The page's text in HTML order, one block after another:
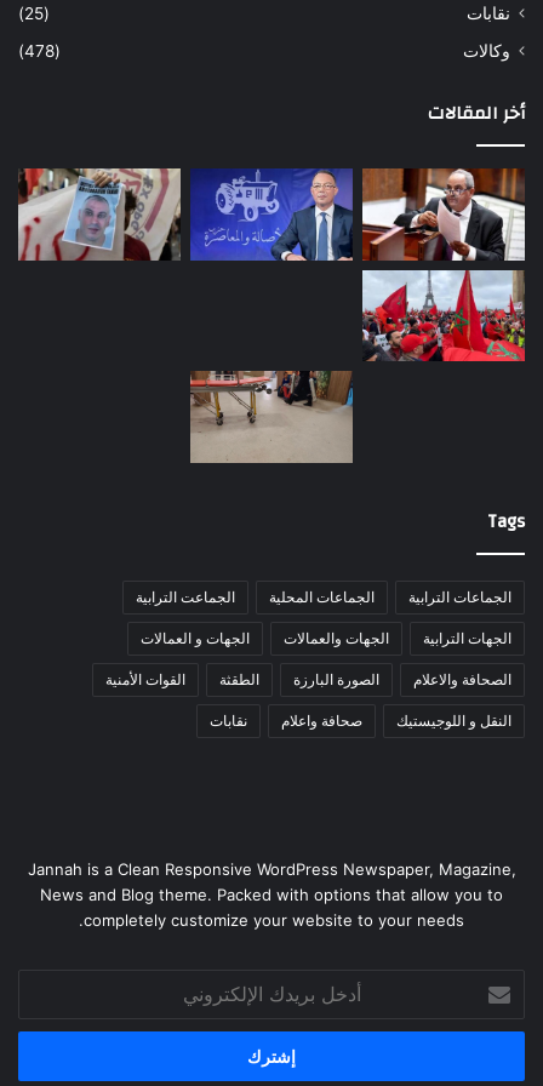
نقابات
(25)
وكالات
(478)
أخر المقالات
Tags
الجماعات الترابية الجماعات المحلية الجماعت الترابية
الجهات الترابية الجهات والعمالات الجهات و العمالات
الصحافة والاعلام الصورة البارزة الطقثة القوات الأمنية
النقل و اللوجيستيك صحافة واعلام نقابات
Jannah is a Clean Responsive WordPress Newspaper, Magazine,
News and Blog theme. Packed with options that allow you to
completely customize your website to your needs.
بريدك
الإلكتروني